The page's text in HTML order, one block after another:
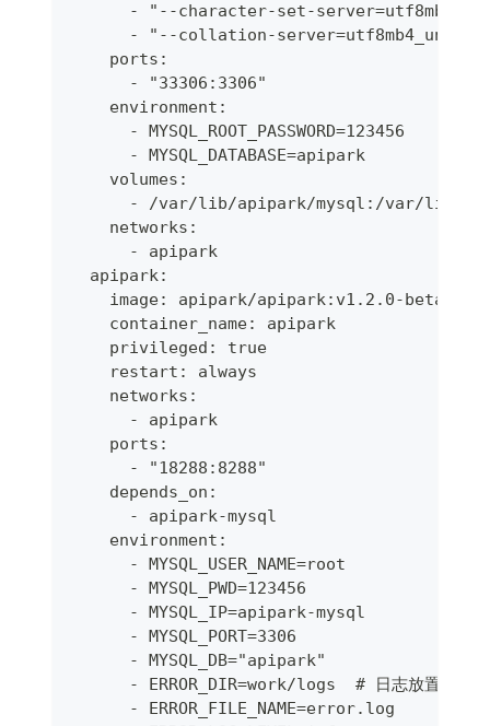
      - "--character-set-server=utf8mb4"
- "--collation-
    ports:
      - "33306:3306"
    environment:
      - MYSQL_ROOT_PASSWORD=123456
      - MYSQL_DATABASE=apipark
    volumes:
- /var/lib/apipark/mysql:/var/lib/
    networks:
      - apipark
  apipark:
    image: apipark/apipark:v1.2.0-beta
    container_name: apipark
    privileged: true
    restart: always
    networks:
      - apipark
    ports:
      - "18288:8288"
    depends_on:
      - apipark-mysql
    environment:
      - MYSQL_USER_NAME=root
      - MYSQL_PWD=123456
      - MYSQL_IP=apipark-mysql
- MYSQL_PORT=3306
      - MYSQL_DB="apipark"
      - ERROR_DIR=work/logs  # 日志放置目录
- ERROR_FILE_NAME=error.log